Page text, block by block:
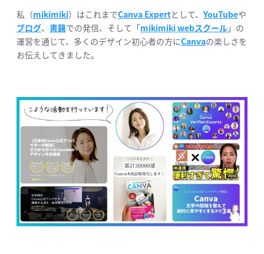
私（mikimiki）はこれまでCanva Expertとして、 YouTubeや
ブログ、 書籍での発信、そして「mikimiki webスクール 」の
運営を通じて、多くのデザイン初心者の方にCanvaの楽しさを
お伝えしてきました。